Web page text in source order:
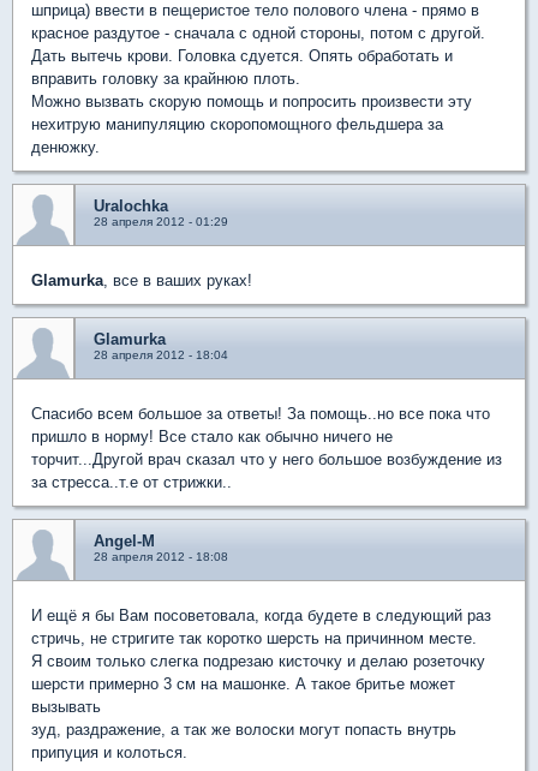
шприца) ввести в пещеристое тело полового члена - прямо в
красное раздутое - сначала с одной стороны, потом с другой.
Дать вытечь крови. Головка сдуется. Опять обработать и
вправить головку за крайнюю плоть.
Можно вызвать скорую помощь и попросить произвести эту
нехитрую манипуляцию скоропомощного фельдшера за
денюжку.
Uralochka
28 апреля 2012 - 01:29
Glamurka, все в ваших руках!
Glamurka
28 апреля 2012 - 18:04
Спасибо всем большое за ответы! За помощь..но все пока что
пришло в норму! Все стало как обычно ничего не
торчит...Другой врач сказал что у него большое возбуждение из
за стресса..т.е от стрижки..
Angel-M
28 апреля 2012 - 18:08
И ещё я бы Вам посоветовала, когда будете в следующий раз
стричь, не стригите так коротко шерсть на причинном месте.
Я своим только слегка подрезаю кисточку и делаю розеточку
шерсти примерно 3 см на машонке. А такое бритье может
вызывать
зуд, раздражение, а так же волоски могут попасть внутрь
припуция и колоться.